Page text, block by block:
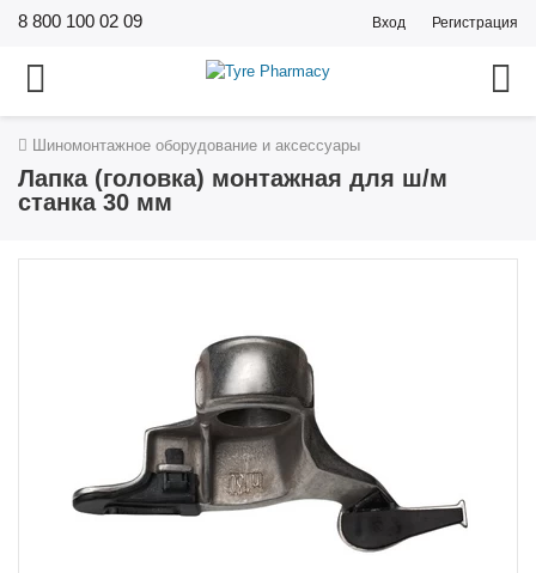
8 800 100 02 09 Вход Регистрация
Шиномонтажное оборудование и аксессуары
Лапка (головка) монтажная для ш/м
станка 30 мм